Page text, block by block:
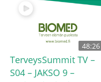
48:26
TerveysSummit TV –
S04 – JAKSO 9 –